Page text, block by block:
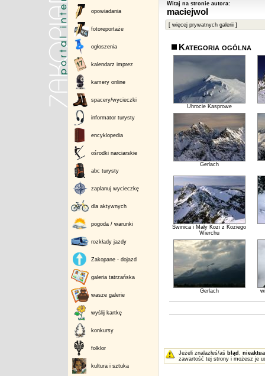
opowiadania
fotoreportaże
ogłoszenia
kalendarz imprez
kamery online
spacery/wycieczki
informator turysty
encyklopedia
ośrodki narciarskie
abc turysty
zaplanuj wycieczkę
dla aktywnych
pogoda / warunki
rozkłady jazdy
Zakopane - dojazd
galeria tatrzańska
wasze galerie
wyślij kartkę
konkursy
folklor
kultura i sztuka
Witaj na stronie autora:
maciejwol
[ więcej prywatnych galerii ]
Kategoria ogólna
Uhrocie Kasprowe
Gerlach
Świnica i Mały Kozi z Koziego
Wierchu
Gerlach
Jeżeli znalazłeś/aś błąd ,
zawartość tej strony i możesz je